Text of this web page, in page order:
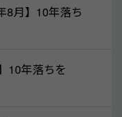
ら、自動車税の
付されます。不要
8月】10年落ち
10年落ちを